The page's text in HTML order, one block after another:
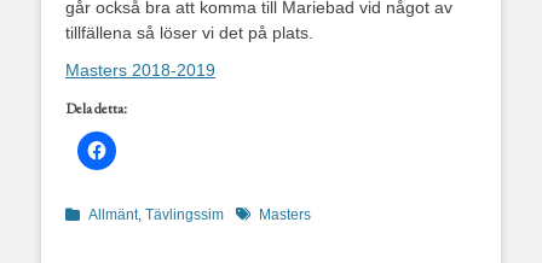
går också bra att komma till Mariebad vid något av
tillfällena så löser vi det på plats.
Masters 2018-2019
Dela detta:
Kategorier
Allmänt, Tävlingssim EtiketterMasters